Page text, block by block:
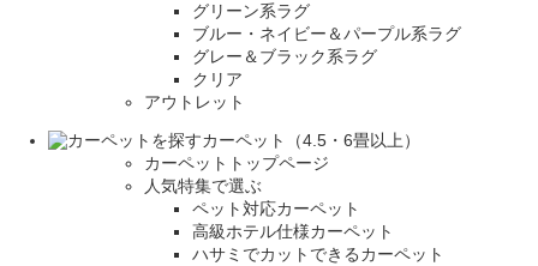
グリーン系ラグ
ブルー・ネイビー＆パープル系ラグ
グレー＆ブラック系ラグ
クリア
アウトレット
カーペット（4.5・6畳以上）
カーペットトップページ
人気特集で選ぶ
ペット対応カーペット
高級ホテル仕様カーペット
ハサミでカットできるカーペット